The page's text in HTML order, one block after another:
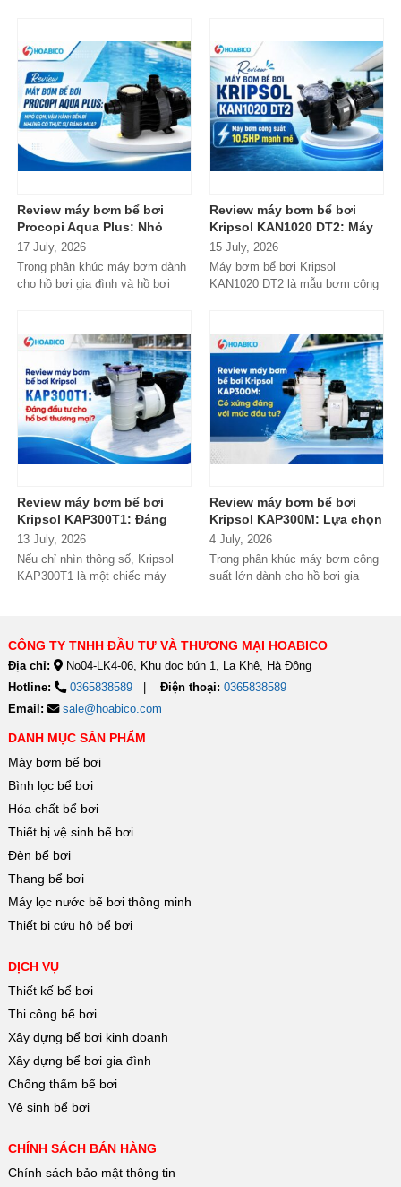
Review máy bơm bể bơi
Procopi Aqua Plus: Nhỏ
gọn, vận hành bền bỉ
nhưng có thực sự đáng
mua?
17 July, 2026
Trong phân khúc máy bơm dành
cho hồ bơi gia đình và hồ bơi
Review máy bơm bể bơi
Kripsol KAN1020 DT2: Máy
bơm công suất lớn có đáng
đầu tư?
15 July, 2026
Máy bơm bể bơi Kripsol
KAN1020 DT2 là mẫu bơm công
Review máy bơm bể bơi
Kripsol KAP300T1: Đáng
đầu tư cho hồ bơi thương
mại?
13 July, 2026
Nếu chỉ nhìn thông số, Kripsol
KAP300T1 là một chiếc máy
Review máy bơm bể bơi
Kripsol KAP300M: Lựa chọn
đáng tiền cho hồ bơi
thương mại?
4 July, 2026
Trong phân khúc máy bơm công
suất lớn dành cho hồ bơi gia
CÔNG TY TNHH ĐẦU TƯ VÀ THƯƠNG MẠI HOABICO
Địa chỉ:
No04-LK4-06, Khu dọc bún 1, La Khê, Hà Đông
Hotline:
0365838589 Điện thoại: 0365838589
Email:
sale@hoabico.com
DANH MỤC SẢN PHẨM
Máy bơm bể bơi
Bình lọc bể bơi
Hóa chất bể bơi
Thiết bị vệ sinh bể bơi
Đèn bể bơi
Thang bể bơi
Máy lọc nước bể bơi thông minh
Thiết bị cứu hộ bể bơi
DỊCH VỤ
Thiết kế bể bơi
Thi công bể bơi
Xây dựng bể bơi kinh doanh
Xây dựng bể bơi gia đình
Chống thấm bể bơi
Vệ sinh bể bơi
CHÍNH SÁCH BÁN HÀNG
Chính sách bảo mật thông tin